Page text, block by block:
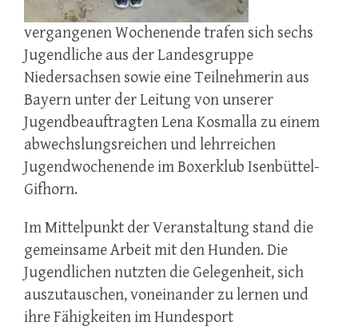
vergangenen Wochenende trafen sich sechs
Jugendliche aus der Landesgruppe
Niedersachsen sowie eine Teilnehmerin aus
Bayern unter der Leitung von unserer
Jugendbeauftragten Lena Kosmalla zu einem
abwechslungsreichen und lehrreichen
Jugendwochenende im Boxerklub Isenbüttel-
Gifhorn.
Im Mittelpunkt der Veranstaltung stand die
gemeinsame Arbeit mit den Hunden. Die
Jugendlichen nutzten die Gelegenheit, sich
auszutauschen, voneinander zu lernen und
ihre Fähigkeiten im Hundesport